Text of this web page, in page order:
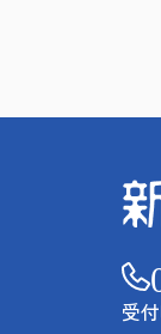
受